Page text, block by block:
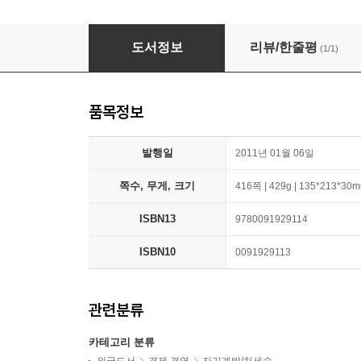
The 4-Hour Work Week
도서정보 리뷰/한줄평 (1/1)
품목정보
발행일 2011년 01월 06일
쪽수, 무게, 크기 416쪽 | 429g |
ISBN13 9780091929114
ISBN10 0091929113
관련분류
카테고리 분류